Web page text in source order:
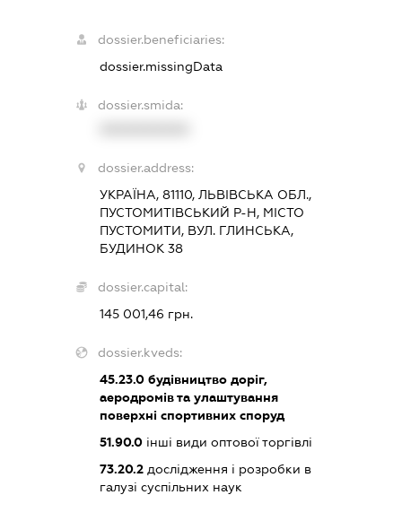
dossier.beneficiaries:
dossier.missingData
dossier.smida:
dossier.address:
УКРАЇНА, 81110, ЛЬВІВСЬКА ОБЛ.,
ПУСТОМИТІВСЬКИЙ Р-Н, МІСТО
ПУСТОМИТИ, ВУЛ. ГЛИНСЬКА,
БУДИНОК 38
dossier.capital:
145 001,46 грн.
dossier.kveds:
45.23.0будівництво доріг,
аеродромів та улаштування
поверхні спортивних споруд
51.90.0інші види оптової торгівлі
73.20.2дослідження і розробки в
галузі суспільних наук